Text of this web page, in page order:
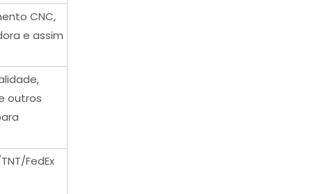
CNC,
e assim
outros
FedEx